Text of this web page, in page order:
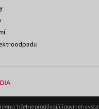
tržeb je prodávající povinen